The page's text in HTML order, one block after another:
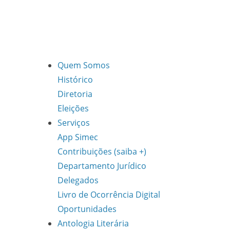
Quem Somos
Histórico
Diretoria
Eleições
Serviços
App Simec
Contribuições (saiba +)
Departamento Jurídico
Delegados
Livro de Ocorrência Digital
Oportunidades
Antologia Literária